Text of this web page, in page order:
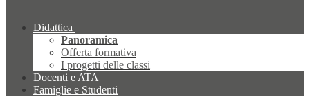
Didattica
Panoramica
Offerta formativa
I progetti delle classi
Docenti e ATA
Famiglie e Studenti